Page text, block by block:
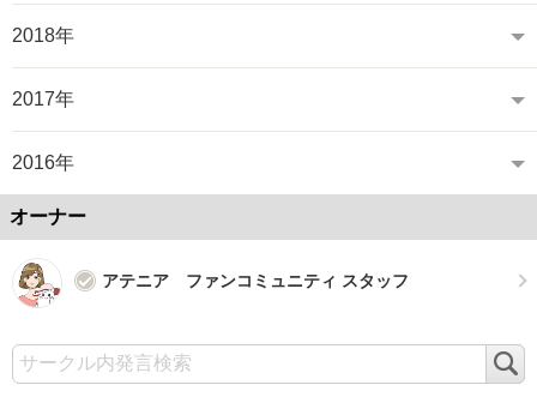
2018年
2017年
2016年
オーナー
アテニア ファンコミュニティ スタッフ
索